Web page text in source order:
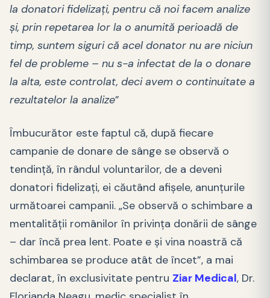
la donatori fidelizați, pentru că noi facem analize
și, prin repetarea lor la o anumită perioadă de
timp, suntem siguri că acel donator nu are niciun
fel de probleme – nu s-a infectat de la o donare
la alta, este controlat, deci avem o continuitate a
rezultatelor la analize”
Îmbucurător este faptul că, după fiecare
campanie de donare de sânge se observă o
tendință, în rândul voluntarilor, de a deveni
donatori fidelizați, ei căutând afișele, anunțurile
următoarei campanii. „Se observă o schimbare a
mentalității românilor în privința donării de sânge
– dar încă prea lent. Poate e și vina noastră că
schimbarea se produce atât de încet”, a mai
declarat, în exclusivitate pentru Ziar Medical, Dr.